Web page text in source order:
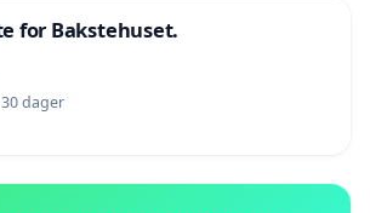
for Bakstehuset.
dager